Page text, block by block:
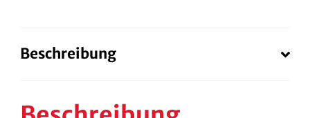
Beschreibung